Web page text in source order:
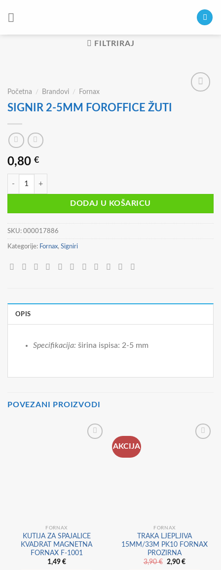
FILTRIRAJ
Početna / Brandovi / Fornax
SIGNIR 2-5MM FOROFFICE ŽUTI
0,80 €
SIGNIR 2-5MM FOROFFICE ŽUTI količina
DODAJ U KOŠARICU
SKU: 000017886
Kategorije: Fornax, Signiri
OPIS
Specifikacija: širina ispisa: 2-5 mm
POVEZANI PROIZVODI
FORNAX
KUTIJA ZA SPAJALICE
KVADRAT MAGNETNA
FORNAX F-1001
1,49 €
AKCIJA
FORNAX
TRAKA LJEPLJIVA
15MM/33M PK10 FORNAX
PROZIRNA
3,90€ Izvorna
2,90€Trenutna